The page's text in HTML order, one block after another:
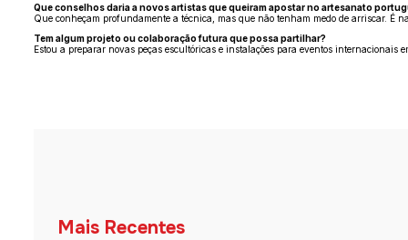
Que conselhos daria a novos artistas que queiram apostar no artesanato
Que conheçam profundamente a técnica, mas que não tenham medo de arriscar. É
Tem algum projeto ou colaboração futura que possa partilhar?
Estou a preparar novas peças escultóricas e instalações para eventos
Mais Recentes